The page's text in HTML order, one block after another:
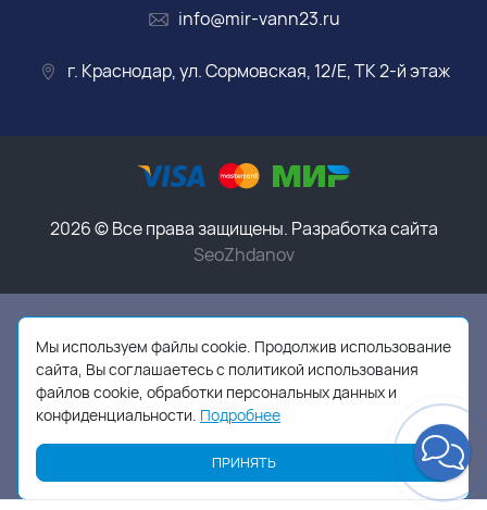
info@mir-vann23.ru
г. Краснодар, ул. Сормовская, 12/Е, ТК 2-й этаж
2026 © Все права защищены. Разработка сайта
SeoZhdanov
Данный интернет-магазин носит исключительно
информационный характер и ни при каких условиях
информационные материалы, размеры, фото и цены
сайта не являются публичной офертой, в соответствии
с пунктом 2 статьи 437 ГК РФ
Мы используем файлы cookie. Продолжив использование
сайта, Вы соглашаетесь с политикой использования
файлов cookie, обработки персональных данных и
конфиденциальности. Подробнее
ПРИНЯТЬ